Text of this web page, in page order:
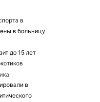
в
в больницу
до 15 лет
в